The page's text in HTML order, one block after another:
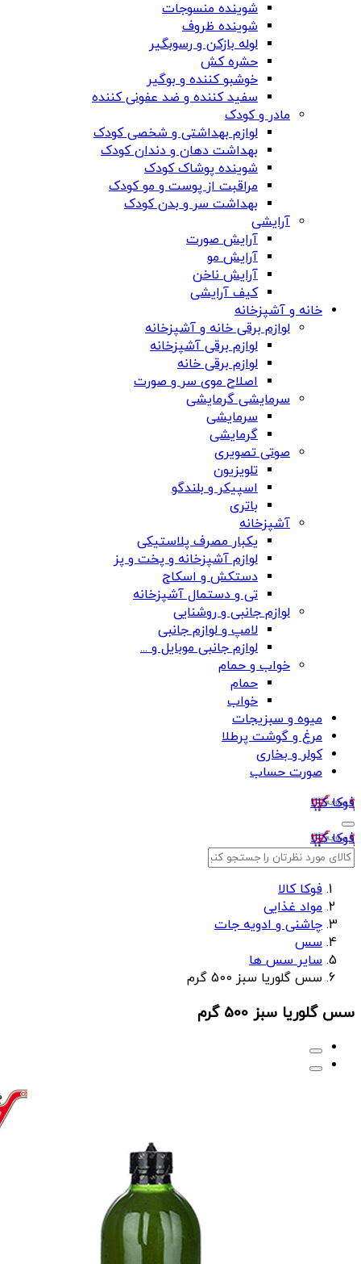
شوینده منسوجات
شوینده ظروف
لوله بازکن و رسوبگیر
حشره کش
خوشبو کننده و بوگیر
سفید کننده و ضد عفونی کننده
مادر و کودک
لوازم بهداشتی و شخصی کودک
بهداشت دهان و دندان کودک
شوینده پوشاک کودک
مراقبت از پوست و مو کودک
بهداشت سر و بدن کودک
آرایشی
آرایش صورت
آرایش مو
آرایش ناخن
کیف آرایشی
خانه و آشپزخانه
لوازم برقی خانه و آشپزخانه
لوازم برقی آشپزخانه
لوازم برقی خانه
اصلاح موی سر و صورت
سرمایشی گرمایشی
سرمایشی
گرمایشی
صوتی تصویری
تلویزیون
اسپیکر و بلندگو
باتری
آشپزخانه
یکبار مصرف پلاستیکی
لوازم آشپزخانه و پخت و پز
دستکش و اسکاج
تی و دستمال آشپزخانه
لوازم جانبی و روشنایی
لامپ و لوازم جانبی
لوازم جانبی موبایل و ...
خواب و حمام
حمام
خواب
میوه و سبزیجات
مرغ و گوشت پرطلا
کولر و بخاری
صورت حساب
فوکا کالا
فوکا کالا
فوکا کالا
مواد غذایی
چاشنی و ادویه جات
سس
سایر سس ها
سس گلوریا سبز 500 گرم
سس گلوریا سبز 500 گرم